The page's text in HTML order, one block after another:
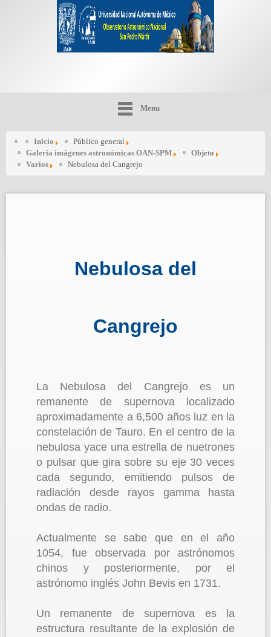
Menu
Inicio
Público general
Galería imágenes astronómicas OAN-SPM
Objeto
Varios
Nebulosa del Cangrejo
Nebulosa del
Cangrejo
La Nebulosa del Cangrejo es un
remanente de supernova localizado
aproximadamente a 6,500 años luz en la
constelación de Tauro. En el centro de la
nebulosa yace una estrella de nuetrones
o pulsar que gira sobre su eje 30 veces
cada segundo, emitiendo pulsos de
radiación desde rayos gamma hasta
ondas de radio.
Actualmente se sabe que en el año
1054, fue observada por astrónomos
chinos y posteriormente, por el
astrónomo inglés John Bevis en 1731.
Un remanente de supernova es la
estructura resultante de la explosión de